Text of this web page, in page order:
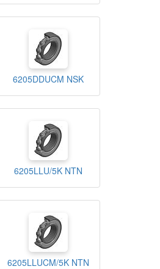
6205DDUCM NSK
6205LLU/5K NTN
6205LLUCM/5K NTN